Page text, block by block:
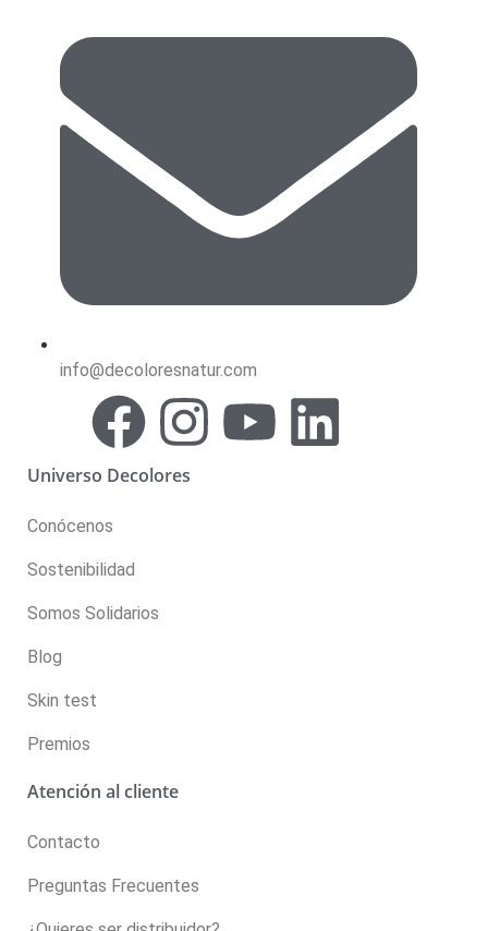
info@decoloresnatur.com
Universo Decolores
Conócenos
Sostenibilidad
Somos Solidarios
Blog
Skin test
Premios
Atención al cliente
Contacto
Preguntas Frecuentes